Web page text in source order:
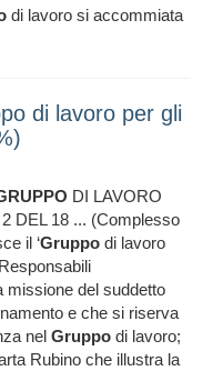
di lavoro si accommiata
di lavoro per gli
DI LAVORO
DEL 18 ... (Complesso
il ‘Gruppo di lavoro
missione del suddetto
e che si riserva
nel Gruppo di lavoro;
Rubino che illustra la